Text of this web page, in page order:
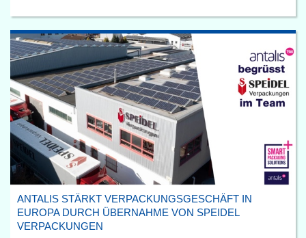
ANTALIS STÄRKT VERPACKUNGSGESCHÄFT IN
EUROPA DURCH ÜBERNAHME VON SPEIDEL
VERPACKUNGEN